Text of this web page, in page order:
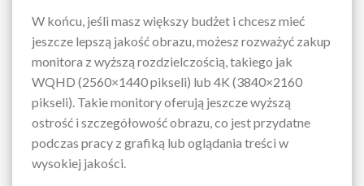
W końcu, jeśli masz większy budżet i chcesz mieć
jeszcze lepszą jakość obrazu, możesz rozważyć zakup
monitora z wyższą rozdzielczością, takiego jak
WQHD (2560×1440 pikseli) lub 4K (3840×2160
pikseli). Takie monitory oferują jeszcze wyższą
ostrość i szczegółowość obrazu, co jest przydatne
podczas pracy z grafiką lub oglądania treści w
wysokiej jakości.